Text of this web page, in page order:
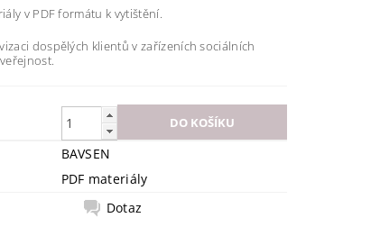
v PDF formátu k vytištění.
dospělých klientů v zařízeních sociálních
BAVSEN
PDF materiály
Dotaz